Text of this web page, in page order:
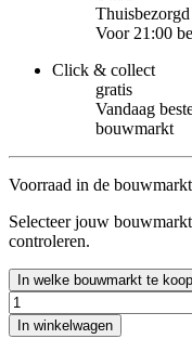
Voor 21:00
Click & collect
gratis
Vandaag
bouwmarkt
Voorraad in de bouwmarkt
Selecteer jouw
controleren.
In welke bouwmarkt te
In winkelwagen